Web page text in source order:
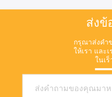
ส่งข้
กรุณาส่งคํา
ให้เรา และ
ในเ